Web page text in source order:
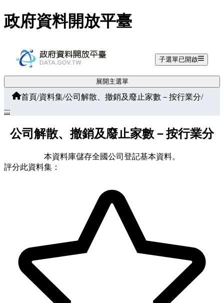
跳至主要內容
政府資料開放平臺
子選單已開啟
展開主選單
首頁/資料集/公司解散、撤銷及廢止家數－按行業分/
:::
公司解散、撤銷及廢止家數－按行業分
本資料庫儲存全國公司登記基本資料。
評分此資料集：